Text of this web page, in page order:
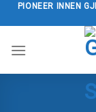
Hopp
til
PIONEER INNEN